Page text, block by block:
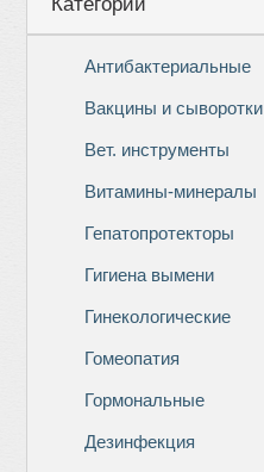
Антибактериальные
Вакцины и сыворотки
Вет. инструменты
Витамины-минералы
Гепатопротекторы
Гигиена вымени
Гинекологические
Гомеопатия
Гормональные
Дезинфекция